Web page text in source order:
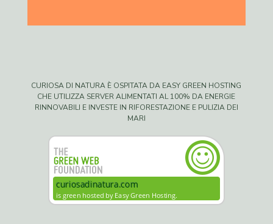
CURIOSA DI NATURA È OSPITATA DA EASY GREEN HOSTING
CHE UTILIZZA SERVER ALIMENTATI AL 100% DA ENERGIE
RINNOVABILI E INVESTE IN RIFORESTAZIONE E PULIZIA DEI
MARI